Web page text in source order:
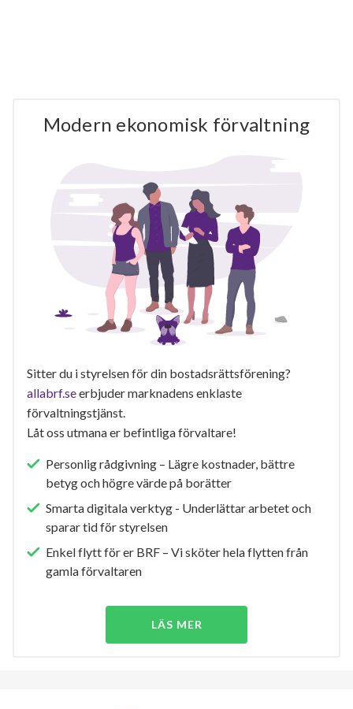
Modern ekonomisk förvaltning
Sitter du i styrelsen för din bostadsrättsförening?
allabrf.seerbjuder marknadens enklaste
förvaltningstjänst.
Låt oss utmana er befintliga förvaltare!
Personlig rådgivning – Lägre kostnader, bättre
betyg och högre värde på borätter
Smarta digitala verktyg - Underlättar arbetet och
sparar tid för styrelsen
Enkel flytt för er BRF – Vi sköter hela flytten från
gamla förvaltaren
LÄS MER